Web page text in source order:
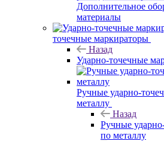
Дополнительное
материалы
точечные маркираторы
Назад
Ударно-точечные
Ручные ударно-
металлу
Назад
Ручные
по металлу